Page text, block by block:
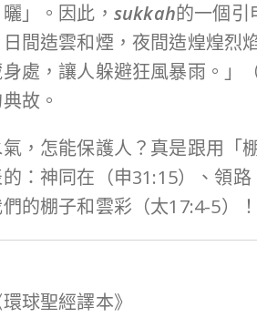
」。因此， sukkah的一個引
間造雲和煙，夜間造煌煌烈
處，讓人躲避狂風暴雨。」
故。
，怎能保護人？真是跟用「
：神同在（申31:15）、領
的棚子和雲彩（太17:4-5）！
球聖經譯本》